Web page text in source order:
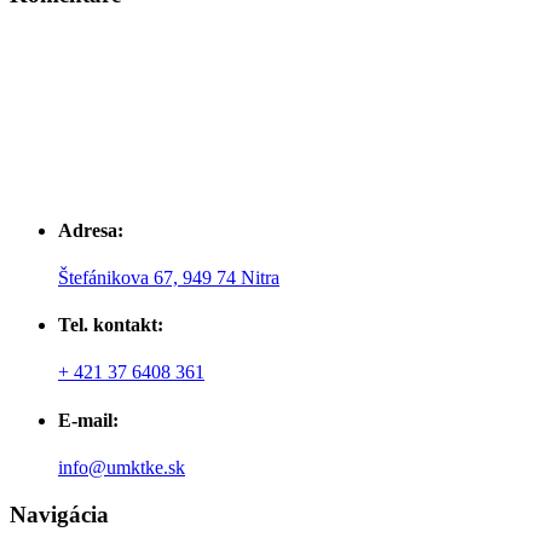
Adresa:
Štefánikova 67, 949 74 Nitra
Tel. kontakt:
+ 421 37 6408 361
E-mail:
info@umktke.sk
Navigácia